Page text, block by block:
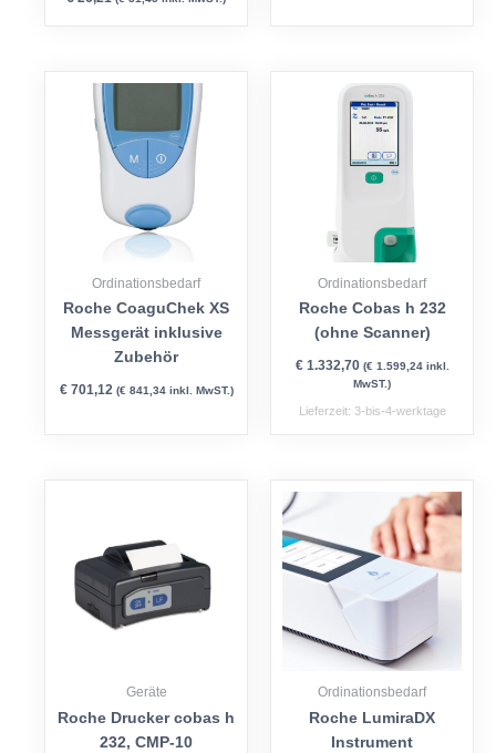
Ordinationsbedarf
Roche CoaguChek XS
Messgerät inklusive
Zubehör
€701,12 (€ 841,34inkl. MwST.)
Ordinationsbedarf
Roche Cobas h 232
(ohne Scanner)
€1.332,70 (€ 1.599,24inkl.
MwST.)
Lieferzeit: 3-bis-4-werktage
Geräte
Roche Drucker cobas h
232, CMP-10
Ordinationsbedarf
Roche LumiraDX
Instrument